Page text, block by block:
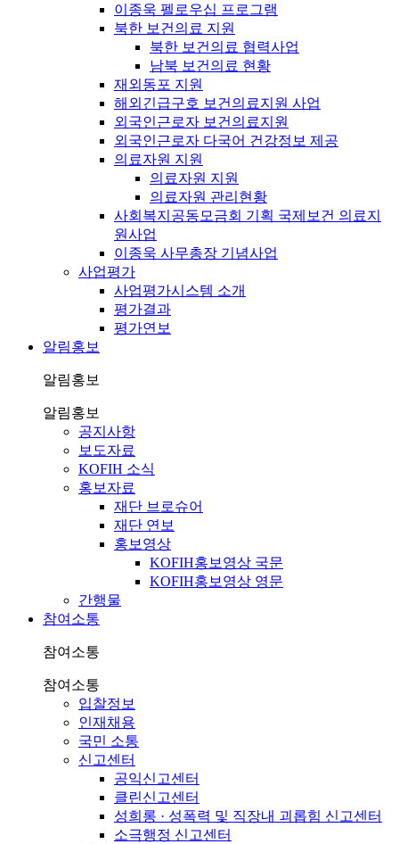
이종욱 펠로우십 프로그램
북한 보건의료 지원
북한 보건의료 협력사업
남북 보건의료 현황
재외동포 지원
해외긴급구호 보건의료지원 사업
외국인근로자 보건의료지원
외국인근로자 다국어 건강정보 제공
의료자원 지원
의료자원 지원
의료자원 관리현황
사회복지공동모금회 기획 국제보건 의료지
원사업
이종욱 사무총장 기념사업
사업평가
사업평가시스템 소개
평가결과
평가연보
알림홍보
알림홍보
알림홍보
공지사항
보도자료
KOFIH 소식
홍보자료
재단 브로슈어
재단 연보
홍보영상
KOFIH홍보영상 국문
KOFIH홍보영상 영문
간행물
참여소통
참여소통
참여소통
입찰정보
인재채용
국민 소통
신고센터
공익신고센터
클린신고센터
성희롱 · 성폭력 및 직장내 괴롭힘 신고센터
소극행정 신고센터